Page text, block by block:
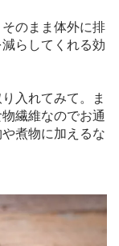
のまま体外に排
らしてくれる効
入れてみて。ま
繊維なのでお通
煮物に加えるな